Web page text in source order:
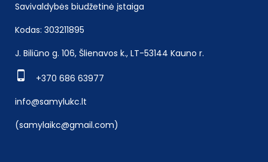
Savivaldybės biudžetinė įstaiga
Kodas: 303211895
J. Biliūno g. 106, Šlienavos k., LT-53144 Kauno r.
+370 686 63977
info@samylukc.lt
(samylaikc@gmail.com)